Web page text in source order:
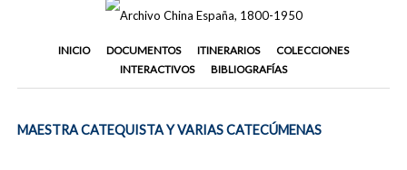
INICIO DOCUMENTOS ITINERARIOS
COLECCIONES
INTERACTIVOS
BIBLIOGRAFÍAS
MAESTRA CATEQUISTA Y VARIAS CATECÚMENAS